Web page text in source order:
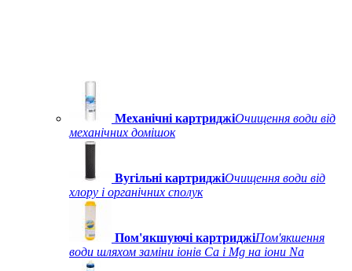
Механічні картриджіОчищення води від
механічних домішок
Вугільні картриджіОчищення води від
хлору і органічних сполук
Пом'якшуючі картриджіПом'якшення
води шляхом заміни іонів Ca і Mg на іони Na